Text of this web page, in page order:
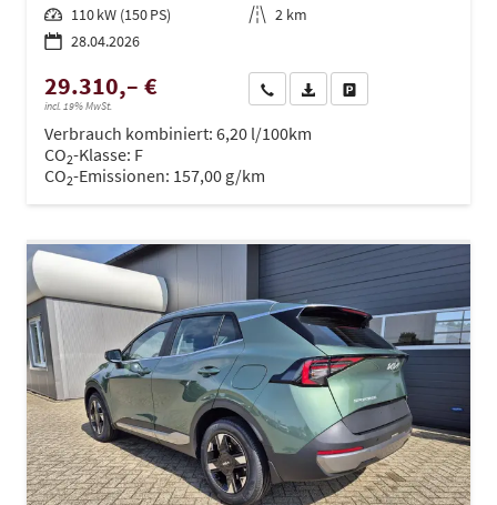
Leistung 110 kW (150 PS) Kilometerstand 2 km
28.04.2026
29.310,– €
incl. 19% MwSt.
Wir rufen Sie anPDF-Datei, Fahrzeugexposé
Verbrauch kombiniert: 6,20 l/100km
CO2-Klasse: F
CO2-Emissionen: 157,00 g/km